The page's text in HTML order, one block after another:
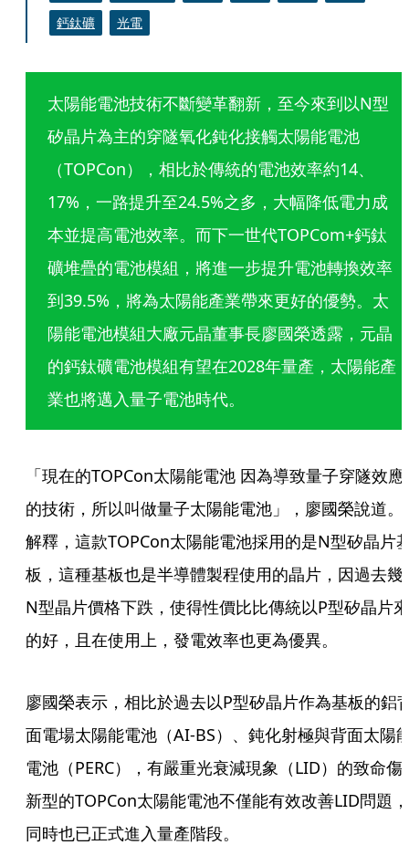
鈣鈦礦
光電
太陽能電池技術不斷變革翻新，至今來到以N型
矽晶片為主的穿隧氧化鈍化接觸太陽能電池
（TOPCon），相比於傳統的電池效率約14、
17%，一路提升至24.5%之多，大幅降低電力成
本並提高電池效率。而下一世代TOPCom+鈣鈦
礦堆疊的電池模組，將進一步提升電池轉換效率
到39.5%，將為太陽能產業帶來更好的優勢。太
陽能電池模組大廠元晶董事長廖國榮透露，元晶
的鈣鈦礦電池模組有望在2028年量產，太陽能產
業也將邁入量子電池時代。
「現在的TOPCon太陽能電池 因為導致量子穿隧效應
的技術，所以叫做量子太陽能電池」，廖國榮說道。
解釋，這款TOPCon太陽能電池採用的是N型矽晶片
板，這種基板也是半導體製程使用的晶片，因過去幾
N型晶片價格下跌，使得性價比比傳統以P型矽晶片來
的好，且在使用上，發電效率也更為優異。
廖國榮表示，相比於過去以P型矽晶片作為基板的鋁
面電場太陽能電池（AI-BS）、鈍化射極與背面太陽
電池（PERC），有嚴重光衰減現象（LID）的致命傷
新型的TOPCon太陽能電池不僅能有效改善LID問題，
同時也已正式進入量產階段。